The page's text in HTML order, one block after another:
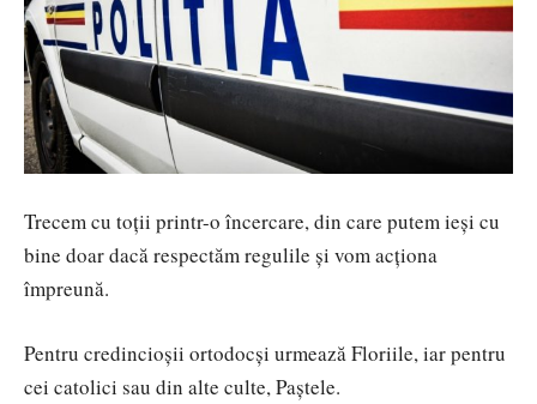
Trecem cu toții printr-o încercare, din care putem ieși cu
bine doar dacă respectăm regulile și vom acționa
împreună.
Pentru credincioșii ortodocși urmează Floriile, iar pentru
cei catolici sau din alte culte, Paștele.